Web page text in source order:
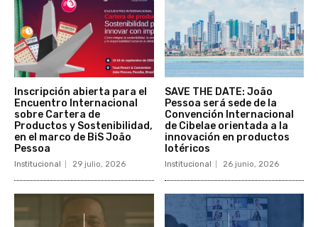
Inscripción abierta para el
Encuentro Internacional
sobre Cartera de
Productos y Sostenibilidad,
en el marco de BiS João
Pessoa
Institucional 29 julio, 2026
SAVE THE DATE: João
Pessoa será sede de la
Convención Internacional
de Cibelae orientada a la
innovación en productos
lotéricos
Institucional 26 junio, 2026